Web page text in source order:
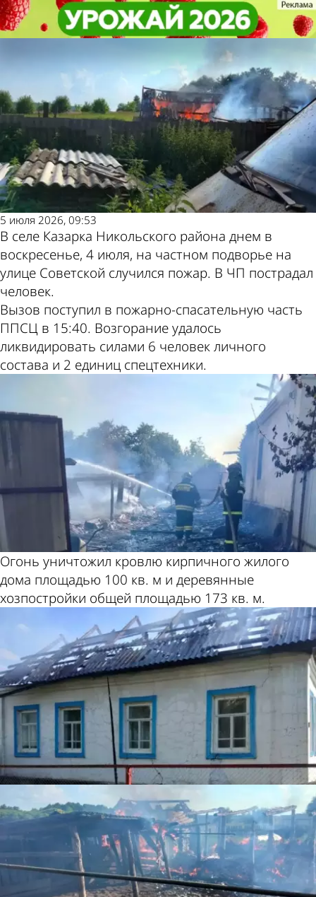
При пожаре в Никольском
районе пострадал мужчина
Происшествия
5 июля 2026, 09:53
В селе Казарка Никольского района днем в
воскресенье, 4 июля, на частном подворье на
улице Советской случился пожар. В ЧП пострадал
человек.
Вызов поступил в пожарно-спасательную часть
ППСЦ в 15:40. Возгорание удалось
ликвидировать силами 6 человек личного
состава и 2 единиц спецтехники.
Огонь уничтожил кровлю кирпичного жилого
дома площадью 100 кв. м и деревянные
хозпостройки общей площадью 173 кв. м.
При пожаре в Никольском
районе пострадал мужчина
Происшествия
Другие новости
по теме
Погода и курсы
валют в Пензе